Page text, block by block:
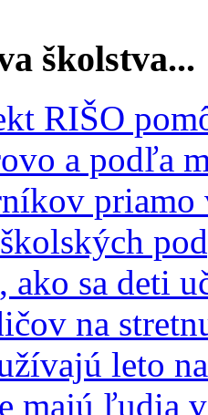
školstva...
RIŠO
a podľa
priamo
ako sa deti
na
leto
majú ľudia